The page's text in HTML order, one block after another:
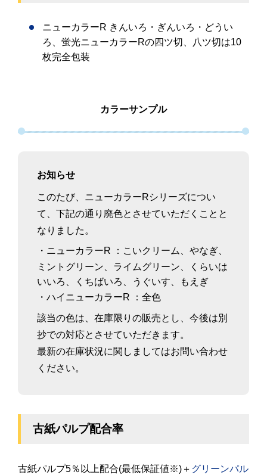
ニューカラーR きんいろ・ぎんいろ・どうい
ろ、蛍光ニューカラーRの四ツ切、八ツ切は10
枚完全包装
カラーサンプル
お知らせ
このたび、ニューカラーRシリーズについ
て、下記の通り廃色とさせていただくことと
なりました。
・ニューカラーR ： こいクリーム、 やなぎ、
ミントグリーン、 ライムグリーン、
くらいは
いいろ、
くちばいろ、 うぐいす、
もえぎ
・ハイニューカラーR
：全色
該当の色は、在庫限りの販売とし、今後は別
抄での対応とさせていただきます。
最新の在庫状況に関しましてはお問い合わせ
ください。
古紙パルプ配合率
古紙パルプ5％以上配合(最低保証値※)＋ グリーンパル